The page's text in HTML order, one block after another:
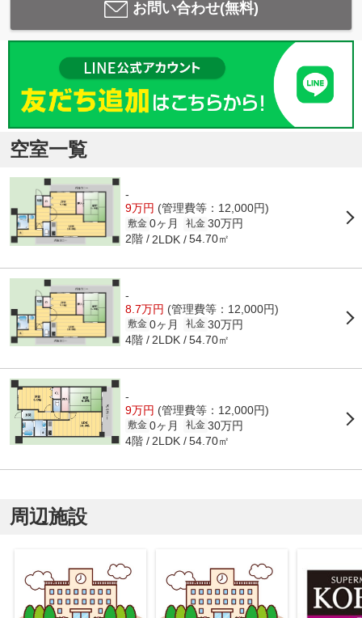
お問い合わせ(無料)
空室一覧
-
9万円 (管理費等：12,000円)
敷金 0ヶ月 礼金 30万円
2階 2LDK 54.70㎡
-
8.7万円 (管理費等：12,000円)
敷金 0ヶ月 礼金 30万円
4階 2LDK 54.70㎡
-
9万円 (管理費等：12,000円)
敷金 0ヶ月 礼金 30万円
4階 2LDK 54.70㎡
周辺施設